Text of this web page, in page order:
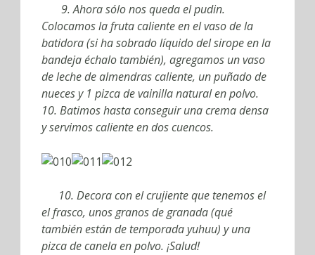
9. Ahora sólo nos queda el pudin.
Colocamos la fruta caliente en el vaso de la
batidora (si ha sobrado líquido del sirope en la
bandeja échalo también), agregamos un vaso
de leche de almendras caliente, un puñado de
nueces y 1 pizca de vainilla natural en polvo.
10. Batimos hasta conseguir una crema densa
y servimos caliente en dos cuencos.
10. Decora con el crujiente que tenemos el
el frasco, unos granos de granada (qué
también están de temporada yuhuu) y una
pizca de canela en polvo. ¡Salud!